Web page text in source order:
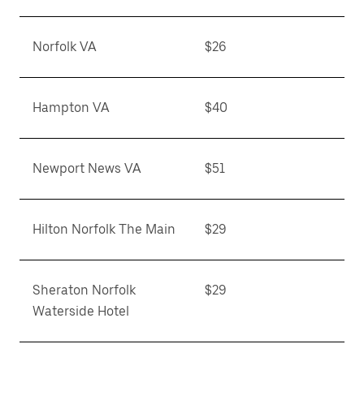
Norfolk VA $26
Hampton VA $40
Newport News VA $51
Hilton Norfolk The Main $29
Sheraton Norfolk
Waterside Hotel
$29